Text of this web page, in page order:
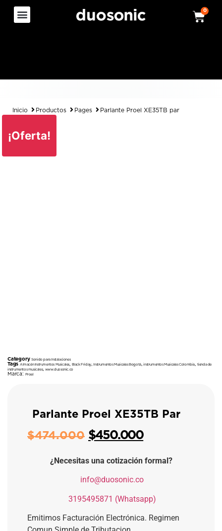
0
Inicio Productos Pages Parlante Proel XE35TB par
¡Oferta!
Category Sonido para Instalaciones
Tags Almacén Instrumentos Musicales Black Friday,Instrumentos Musicales Bogotá,instrumentos Musicales Colombia
tienda de
instrumentos musicales, www.duosonic.co
Marca: Proel
Parlante Proel XE35TB Par
$474.000 $450.000
¿Necesitas una cotización formal?
info@duosonic.co
3195495871 (Whatsapp)
Emitimos Facturación Electrónica. Regimen